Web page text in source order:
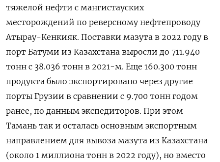
тяжелой нефти с мангистауских
месторождений по реверсному нефтепроводу
Атырау-Кенкияк. Поставки мазута в 2022 году в
порт Батуми из Казахстана выросли до 711.940
тонн с 38.036 тонн в 2021-м. Еще 160.300 тонн
продукта было экспортировано через другие
порты Грузии в сравнении с 9.700 тонн годом
ранее, по данным экспедиторов. При этом
Тамань так и осталась основным экспортным
направлением для вывоза мазута из Казахстана
(около 1 миллиона тонн в 2022 году), но вместо